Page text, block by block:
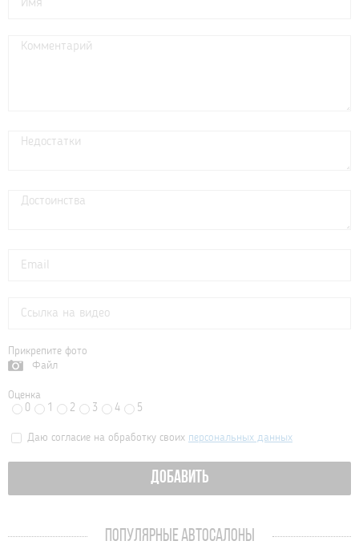
Прикрепите фото
Файл
Оценка
0
1 2 3 4 5
Даю согласие на обработку своих персональных данных
ДОБАВИТЬ
ПОПУЛЯРНЫЕ АВТОСАЛОНЫ